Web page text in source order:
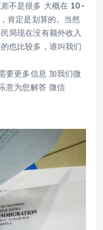
不是很多 大概在 10-
肯定是划算的。当然
局现在没有额外收入
也比较多，谁叫我们
要更多信息 加我们微
意为您解答 微信